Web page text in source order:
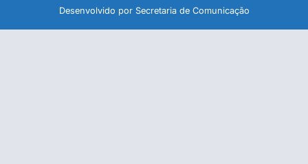
Desenvolvido por Secretaria de Comunicação